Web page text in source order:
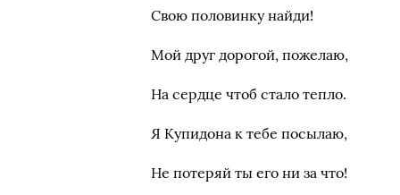
Свою половинку найди!
Мой друг дорогой, пожелаю,
На сердце чтоб стало тепло.
Я Купидона к тебе посылаю,
Не потеряй ты его ни за что!